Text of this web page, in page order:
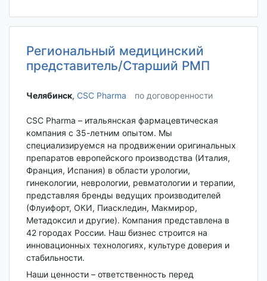
Региональный медицинский
представитель/Старший РМП
Челябинск‎, CSC Pharma по договоренности
CSC Pharma – итальянская фармацевтическая
компания с 35-летним опытом. Мы
специализируемся на продвижении оригинальных
препаратов европейского производства (Италия,
Франция, Испания) в области урологии,
гинекологии, неврологии, ревматологии и терапии,
представляя бренды ведущих производителей
(Флуифорт, ОКИ, Пиаскледин, Макмирор,
Метадоксил и другие). Компания представлена в
42 городах России. Наш бизнес строится на
инновационных технологиях, культуре доверия и
стабильности.
Наши ценности – ответственность перед